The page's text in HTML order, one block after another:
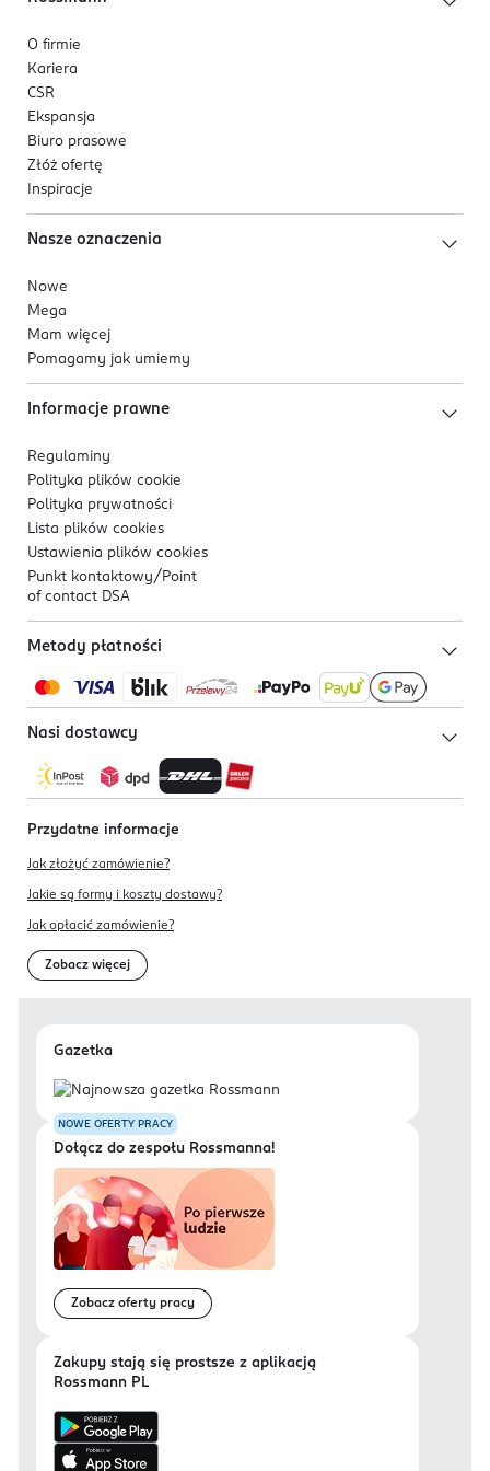
O firmie
Kariera
CSR
Ekspansja
Biuro prasowe
Złóż ofertę
Inspiracje
Nasze oznaczenia
Nowe
Mega
Mam więcej
Pomagamy jak umiemy
Informacje prawne
Regulaminy
Polityka plików cookie
Polityka prywatności
Lista plików cookies
Ustawienia plików cookies
Punkt kontaktowy/ Point
of contact DSA
Metody płatności
Nasi dostawcy
Przydatne informacje
Jak złożyć zamówienie?
Jakie są formy i koszty dostawy?
Jak opłacić zamówienie?
Zobacz więcej
Gazetka
NOWE OFERTY PRACY
Dołącz do zespołu Rossmanna!
Zobacz oferty pracy
Zakupy stają się prostsze z aplikacją
Rossmann PL